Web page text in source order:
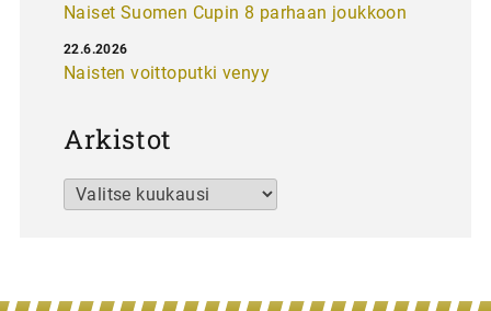
Naiset Suomen Cupin 8 parhaan joukkoon
Naisten voittoputki venyy
22.6.2026
Arkistot
Arkistot